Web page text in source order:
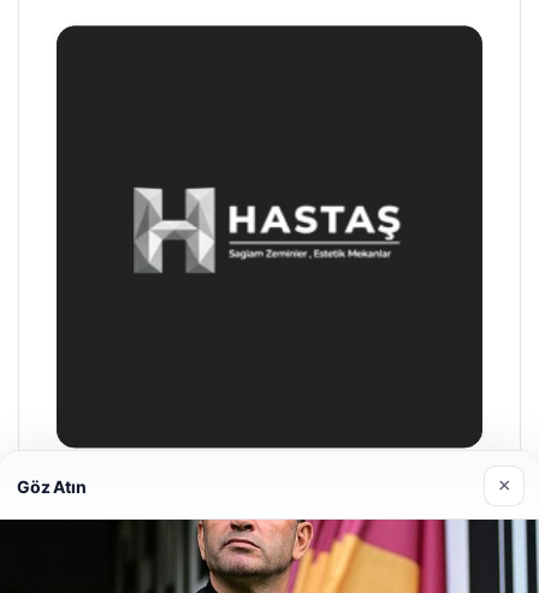
Hastaş Beton
Göz Atın ×